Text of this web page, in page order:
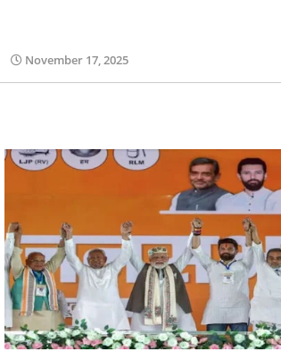
November 17, 2025